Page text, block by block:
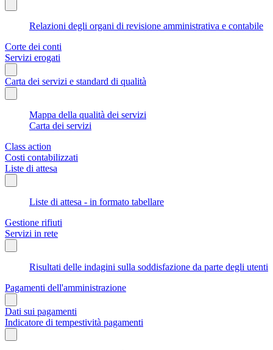
Relazioni degli organi di revisione amministrativa e contabile
Corte dei conti
Servizi erogati
Carta dei servizi e standard di qualità
Mappa della qualità dei servizi
Carta dei servizi
Class action
Costi contabilizzati
Liste di attesa
Liste di attesa - in formato tabellare
Gestione rifiuti
Servizi in rete
Risultati delle indagini sulla soddisfazione da parte degli utenti
Pagamenti dell'amministrazione
Dati sui pagamenti
Indicatore di tempestività pagamenti